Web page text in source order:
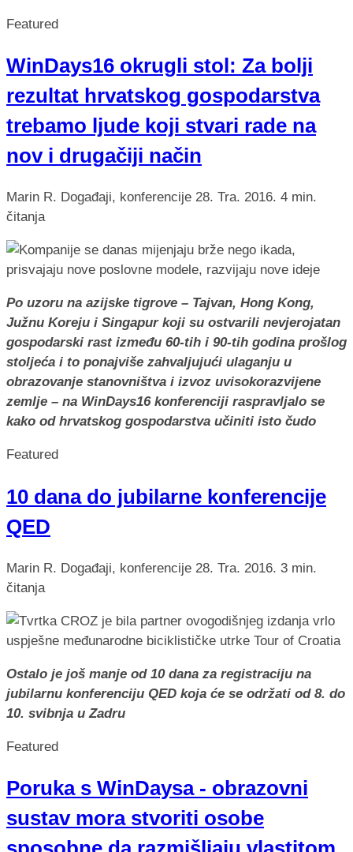
Featured
WinDays16 okrugli stol: Za bolji
rezultat hrvatskog gospodarstva
trebamo ljude koji stvari rade na
nov i drugačiji način
Marin R. Događaji, konferencije 28. Tra. 2016. 4 min.
čitanja
Po uzoru na azijske tigrove – Tajvan, Hong Kong,
Južnu Koreju i Singapur koji su ostvarili nevjerojatan
gospodarski rast između 60-tih i 90-tih godina prošlog
stoljeća i to ponajviše zahvaljujući ulaganju u
obrazovanje stanovništva i izvoz uvisokorazvijene
zemlje – na WinDays16 konferenciji raspravljalo se
kako od hrvatskog gospodarstva učiniti isto čudo
Featured
10 dana do jubilarne konferencije
QED
Marin R. Događaji, konferencije 28. Tra. 2016. 3 min.
čitanja
Ostalo je još manje od 10 dana za registraciju na
jubilarnu konferenciju QED koja će se održati od 8. do
10. svibnja u Zadru
Featured
Poruka s WinDaysa - obrazovni
sustav mora stvoriti osobe